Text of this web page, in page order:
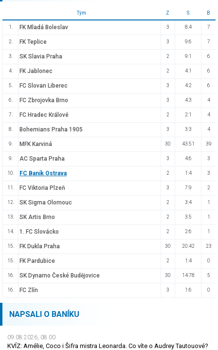
Tým Z S B
1. FK Mladá Boleslav 3 8:4 7
2. FK Teplice 3 9:6 7
3. SK Slavia Praha 2 9:1 6
4. FK Jablonec 2 4:1 6
5. FC Slovan Liberec 3 4:2 6
6. FC Zbrojovka Brno 3 4:3 4
7. FC Hradec Králové 2 2:1 4
8. Bohemians Praha 1905 3 3:3 4
9. MFK Karviná 30 43:51 39
9. AC Sparta Praha 3 4:6 3
10. FC Baník Ostrava 2 1:4 3
11. FC Viktoria Plzeň 3 7:9 2
12. SK Sigma Olomouc 2 3:4 1
13. SK Artis Brno 2 3:5 1
14. 1. FC Slovácko 2 2:6 1
15. FK Dukla Praha 30 20:42 23
15. FK Pardubice 2 1:4 0
16. SK Dynamo České Budějovice 30 14:78 5
16. FC Zlín 3 1:6 0
NAPSALI O BANÍKU
09.08.2026, 08.00
KVÍZ: Amélie, Coco i Šifra mistra Leonarda. Co víte o Audrey Tautouové?